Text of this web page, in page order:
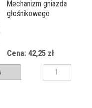
Mechanizm gniazda
głośnikowego
lutowania)
Cena: 42,25 zł